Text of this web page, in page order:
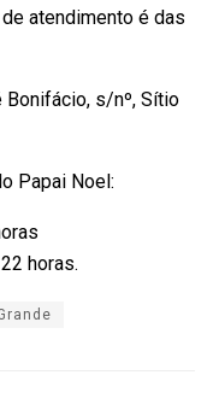
atendimento é das
Bonifácio, s/nº, Sítio
Papai Noel:
horas.